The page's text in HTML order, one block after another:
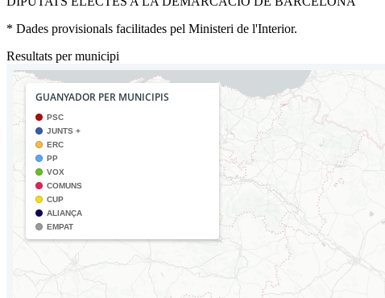
* Dades provisionals facilitades pel Ministeri de l'Interior.
Resultats per municipi